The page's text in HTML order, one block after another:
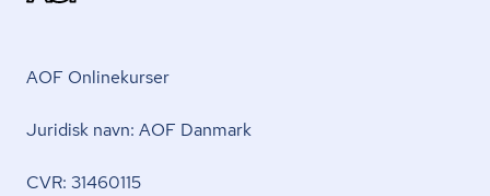
AOF Onlinekurser
Juridisk navn: AOF Danmark
CVR: 31460115